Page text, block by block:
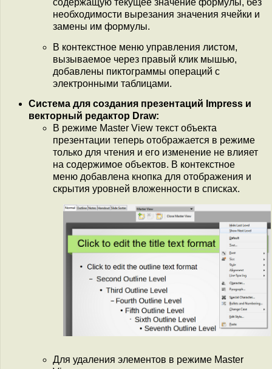
содержащую текущее значение формулы, без
необходимости вырезания значения ячейки и
замены им формулы.
В контекстное меню управления листом,
вызываемое через правый клик мышью,
добавлены пиктограммы операций с
электронными таблицами.
Система для создания презентаций Impress и
векторный редактор Draw:
В режиме Master View текст объекта
презентации теперь отображается в режиме
только для чтения и его изменение не влияет
на содержимое объектов. В контекстное
меню добавлена кнопка для отображения и
скрытия уровней вложенности в списках.
Для удаления элементов в режиме Master